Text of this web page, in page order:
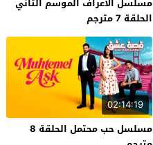
الحلقة 7 مترجم
02:14:19
مسلسل حب محتمل الحلقة 8